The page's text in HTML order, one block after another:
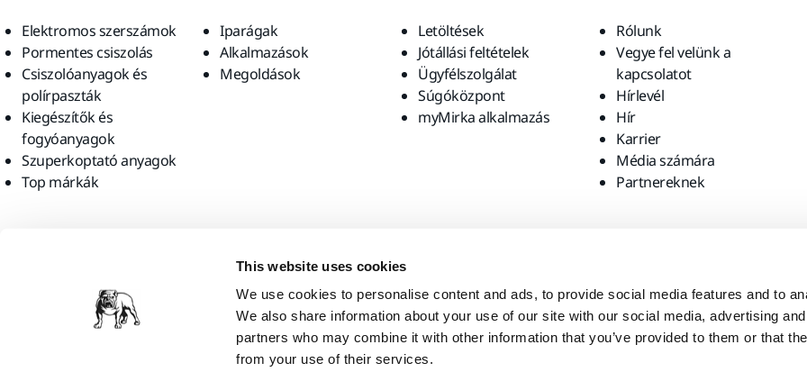
This website uses cookies
We use cookies to personalise content and ads, to provide social media features and to
We also share information about your use of our site with our social media, advertising
partners who may combine it with other information that you’ve provided to them or that
from your use of their services.
Elektromos szerszámok
Pormentes csiszolás
Csiszolóanyagok és
polírpaszták
Kiegészítők és
fogyóanyagok
Szuperkoptató anyagok
Top márkák
Iparágak
Alkalmazások
Megoldások
Letöltések
Jótállási feltételek
Ügyfélszolgálat
Súgóközpont
myMirka alkalmazás
Rólunk
Vegye fel velünk a
kapcsolatot
Hírlevél
Hír
Karrier
Média számára
Partnereknek